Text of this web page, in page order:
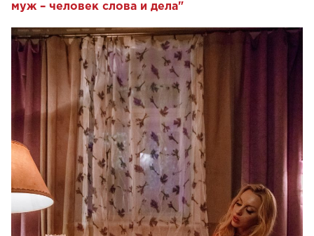
муж – человек слова и дела"